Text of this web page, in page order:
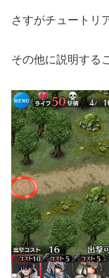
さすがチュートリ
その他に説明する